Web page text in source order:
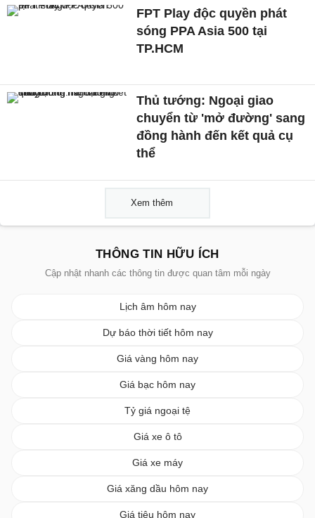
FPT Play độc quyền phát
sóng PPA Asia 500 tại
TP.HCM
Thủ tướng: Ngoại giao
chuyển từ 'mở đường' sang
đồng hành đến kết quả cụ
thể
Xem thêm
THÔNG TIN HỮU ÍCH
Cập nhật nhanh các thông tin được quan tâm mỗi ngày
Lịch âm hôm nay
Dự báo thời tiết hôm nay
Giá vàng hôm nay
Giá bạc hôm nay
Tỷ giá ngoại tệ
Giá xe ô tô
Giá xe máy
Giá xăng dầu hôm nay
Giá tiêu hôm nay